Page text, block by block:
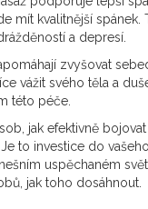
mít kvalitnější
a depresí.
zvyšovat
vážit svého těla a
této péče.
jak efektivně
to investice do
uspěchaném
jak toho dosáhnout.